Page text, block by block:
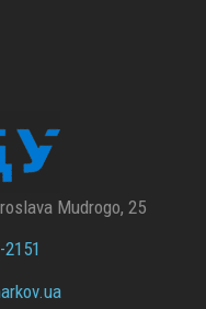
Mudrogo, 25
ua